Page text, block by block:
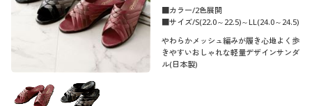
お気に入り
サポート
ご利用ガイド
ナチュラル
レギュラー ゆったり
年代
20代 30代
40代
シーズン
春
価格
■カラー/2色展開
■サイズ/S(22.0～22.5)～LL(24.0～24.5)
やわらかメッシュ編みが履き心地よく歩
きやすいおしゃれな軽量デザインサンダ
ル(日本製)